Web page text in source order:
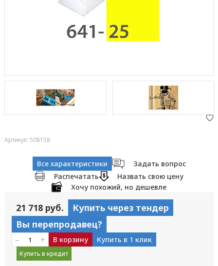
Артикул: 508158
Все характеристики
Задать вопрос
Распечатать
Назвать свою цену
Хочу похожий, но дешевле
21 718 руб.
Купить через тендер
Вы перепродавец?
– + В корзину Купить в 1 клик
Купить в кредит